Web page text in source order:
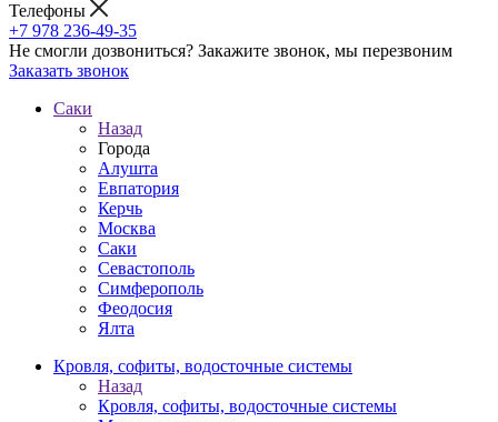
Телефоны
+7 978 236-49-35
Не смогли дозвониться? Закажите звонок, мы перезвоним
Заказать звонок
Саки
Назад
Города
Алушта
Евпатория
Керчь
Москва
Саки
Севастополь
Симферополь
Феодосия
Ялта
Кровля, софиты, водосточные системы
Назад
Кровля, софиты, водосточные системы